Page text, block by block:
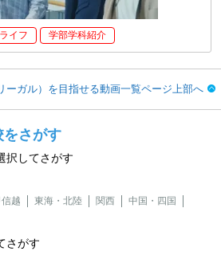
イフ 学部学科紹介
ーガル）を目指せる動画一覧ページ上部へ
をさがす
択してさがす
越 東海・北陸 関西
中国・四国
さがす